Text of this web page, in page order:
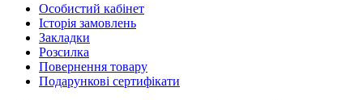
Особистий кабінет
Історія замовлень
Закладки
Розсилка
Повернення товару
Подарункові сертифікати